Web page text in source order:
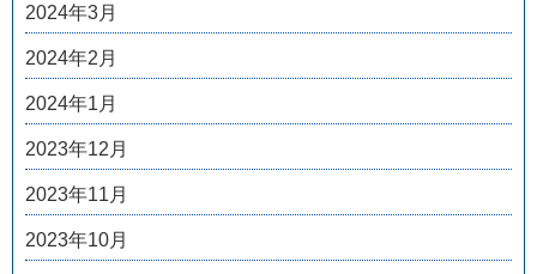
2024年3月
2024年2月
2024年1月
2023年12月
2023年11月
2023年10月